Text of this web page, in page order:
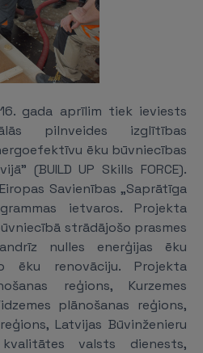
gada aprīlim tiek ieviests
pilnveides izglītības
ēku būvniecības
(BUILD UP Skills FORCE).
Savienības „Saprātīga
ietvaros. Projekta
strādājošo prasmes
nulles enerģijas ēku
ēku renovāciju. Projekta
reģions, Kurzemes
plānošanas reģions,
Latvijas Būvinženieru
valsts dienests,